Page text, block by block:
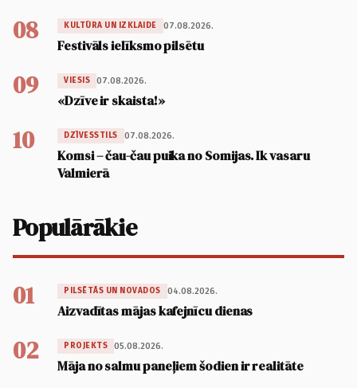
08 KULTŪRA UN IZKLAIDE 07.08.2026.
Festivāls ielīksmo pilsētu
09 VIESIS 07.08.2026.
«Dzīve ir skaista!»
10 DZĪVESSTILS 07.08.2026.
Komsi – čau-čau puika no Somijas. Ik vasaru
Valmierā
Populārākie
01 PILSĒTĀS UN NOVADOS 04.08.2026.
Aizvadītas mājas kafejnīcu dienas
02 PROJEKTS 05.08.2026.
Māja no salmu paneļiem šodien ir realitāte